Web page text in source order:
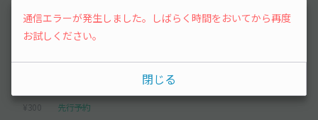
1 2 3 4 5
¥300 先行予約
通信エラーが発生しました。しばらく時間をおいてから再度
お試しください。
閉じる